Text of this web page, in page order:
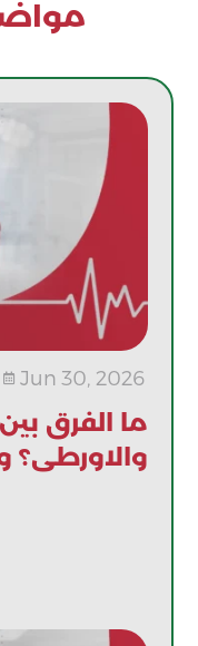
 Jun 30, 2026
ما الفرق
والاورطى؟